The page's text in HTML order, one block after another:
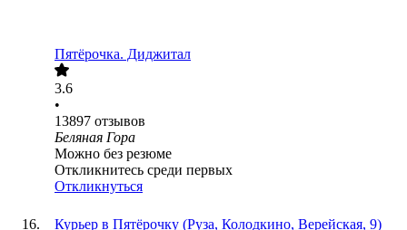
Пятёрочка. Диджитал
3.6
•
13897 отзывов
Беляная Гора
Можно без резюме
Откликнитесь среди первых
Откликнуться
Курьер в Пятёрочку (Руза, Колодкино, Верейская, 9)